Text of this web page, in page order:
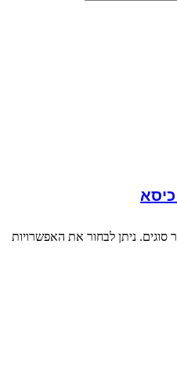
כיסא
סוגים. ניתן לבחור את האפשרויות